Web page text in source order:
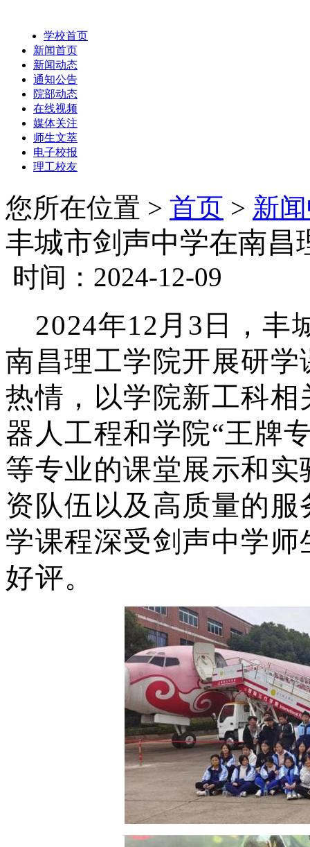
学校首页
新闻首页
新闻动态
通知公告
院部动态
在线视频
媒体关注
师生文萃
电子校报
理工校友
您所在位置 > 首页 > 新
丰城市剑声中学在南昌
时间：2024-12-09
2024年12月3日，丰
南昌理工学院开展研
热情，以学院新工科
器人工程和学院“王牌
等专业的课堂展示和
资队伍以及高质量的
学课程深受剑声中学
好评。